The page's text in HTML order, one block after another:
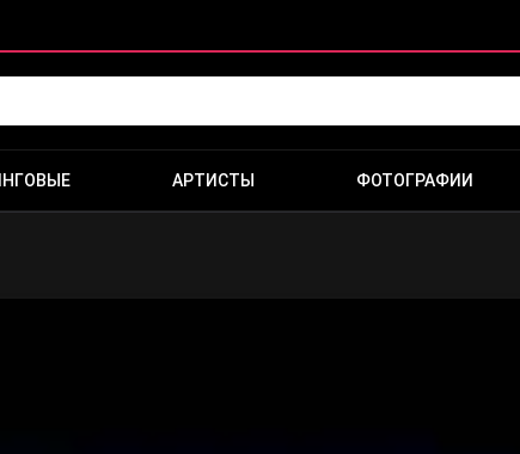
АРТИСТЫ ФОТОГРАФИИ